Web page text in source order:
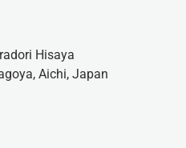
Hisaya
Aichi, Japan